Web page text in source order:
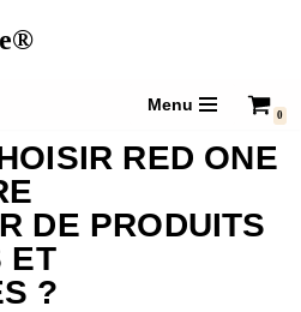
Menu
0
RED ONE
DE PRODUITS
ET
?